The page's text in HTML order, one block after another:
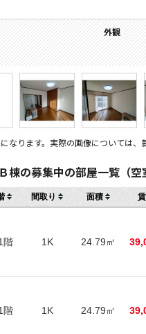
外観
間取
間取り
居間
居間
居間
キッチン
キッチン
寝室
寝室
風呂
風呂
トイレ
収納
収納
洗面
バルコニー
設備
設備
玄関
その他画像
その他画像
その他画像
セキュリティ
周辺施設：ホームセ
周辺施設：ドラック
周辺施設：コンビ
周辺施設：スーパ
周辺施設：銀行
周辺施設：役所
なります。実際の画像については、
の募集中の部屋一覧（空
間取り 面積
階 1K 24.79㎡
階 1K 24.79㎡